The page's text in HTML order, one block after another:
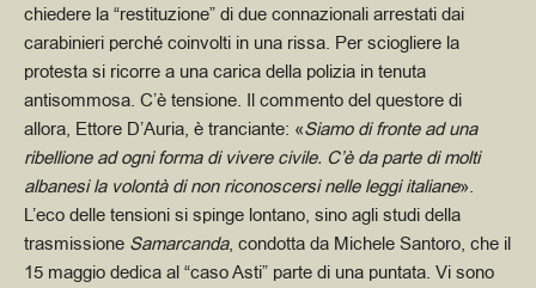
chiedere la “restituzione” di due connazionali arrestati dai
carabinieri perché coinvolti in una rissa. Per sciogliere la
protesta si ricorre a una carica della polizia in tenuta
antisommosa. C’è tensione. Il commento del questore di
allora, Ettore D’Auria, è tranciante: «Siamo di fronte ad una
ribellione ad ogni forma di vivere civile. C’è da parte di molti
albanesi la volontà di non riconoscersi nelle leggi italiane».
L’eco delle tensioni si spinge lontano, sino agli studi della
trasmissione Samarcanda, condotta da Michele Santoro, che il
15 maggio dedica al “caso Asti” parte di una puntata. Vi sono